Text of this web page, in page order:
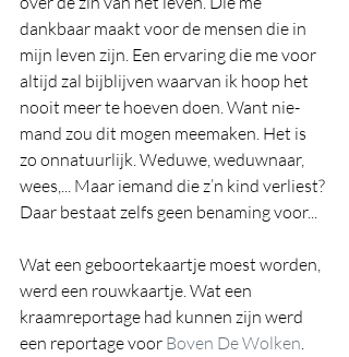
dankbaar maakt voor de mensen die in
mijn leven zijn. Een ervaring die me voor
altijd zal bijblijven waarvan ik hoop het
nooit meer te hoeven doen. Want nie-
mand zou dit mogen meemaken. Het is
zo onnatuurlijk. Weduwe, weduwnaar,
wees,... Maar iemand die z’n kind verliest?
Daar bestaat zelfs geen benaming voor...
Wat een geboortekaartje moest worden,
werd een rouwkaartje. Wat een
kraamreportage had kunnen zijn werd
een reportage voor Boven De Wolken.